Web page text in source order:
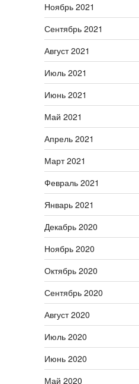
Ноябрь 2021
Сентябрь 2021
Август 2021
Июль 2021
Июнь 2021
Май 2021
Апрель 2021
Март 2021
Февраль 2021
Январь 2021
Декабрь 2020
Ноябрь 2020
Октябрь 2020
Сентябрь 2020
Август 2020
Июль 2020
Июнь 2020
Май 2020